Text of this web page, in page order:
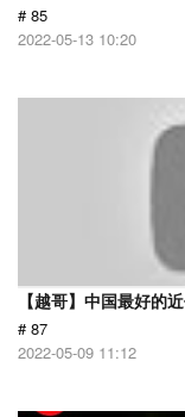
# 85
2022-05-13 10:20
【越哥】中国最好的
# 87
2022-05-09 11:12